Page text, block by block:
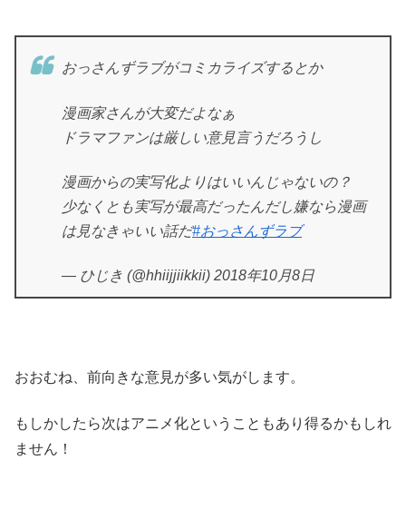
おっさんずラブがコミカライズするとか
漫画家さんが大変だよなぁ
ドラマファンは厳しい意見言うだろうし
漫画からの実写化よりはいいんじゃないの？
少なくとも実写が最高だったんだし嫌なら漫画
は見なきゃいい話だ#おっさんずラブ
— ひじき (@hhiijjiikkii) 2018年10月8日
おおむね、前向きな意見が多い気がします。
もしかしたら次はアニメ化ということもあり得るかもしれ
ません！